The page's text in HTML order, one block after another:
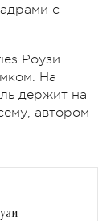
с
Роузи
На
держит на
автором